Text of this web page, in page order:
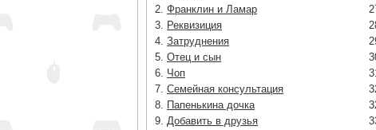
2. Франклин и Ламар
3. Реквизиция
4. Затруднения
5. Отец и сын
6. Чоп
7. Семейная консультация
8. Папенькина дочка
9. Добавить в друзья